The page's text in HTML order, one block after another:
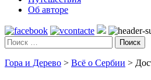
Об авторе
Поиск
Гора и Дерево > Всё о Сербии >